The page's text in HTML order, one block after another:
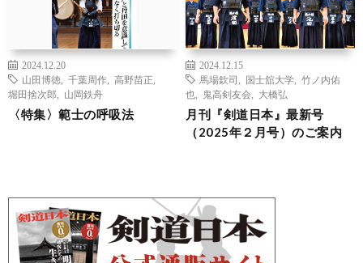
2024.12.20
山田博徳
千葉周作 高野苗正
堀田捨次郎
山岡鉄舟
〈特集〉範士の呼吸法
2024.12.15
馬場欽司
国士舘大学
竹ノ内佑
也
鬼高剣友会 大橋弘
月刊『剣道日本』最新号
（2025年２月号）のご案内